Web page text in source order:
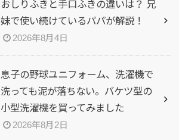
おしりふきと手口ふきの違いは？ 兄
妹で使い続けているパパが解説！
2026年8月4日
息子の野球ユニフォーム、洗濯機で
洗っても泥が落ちない。バケツ型の
小型洗濯機を買ってみました
2026年8月2日